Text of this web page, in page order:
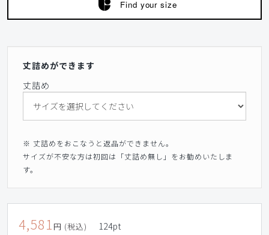
Find your size
丈詰めができます
丈詰め
※ 丈詰めをおこなうと返品ができません。
サイズが不安な方は初回は「丈詰め無し」をお勧めいたしま
す。
4,581 円 (税込) 124pt